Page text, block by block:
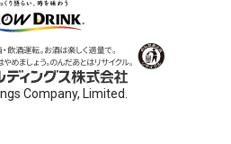
Company, Limited.